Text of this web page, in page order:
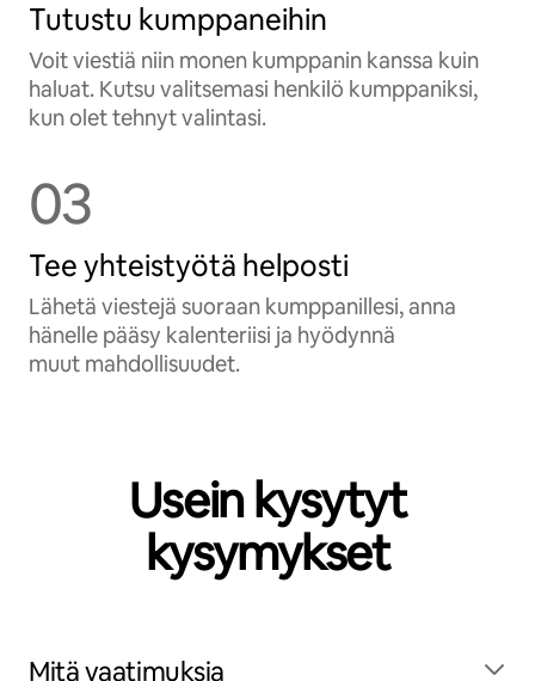
Tutustu kumppaneihin
Voit viestiä niin monen kumppanin kanssa kuin
haluat. Kutsu valitsemasi henkilö kumppaniksi,
kun olet tehnyt valintasi.
03
Tee yhteistyötä helposti
Lähetä viestejä suoraan kumppanillesi, anna
hänelle pääsy kalenteriisi ja hyödynnä
muut mahdollisuudet.
Usein kysytyt
kysymykset
Mitä vaatimuksia